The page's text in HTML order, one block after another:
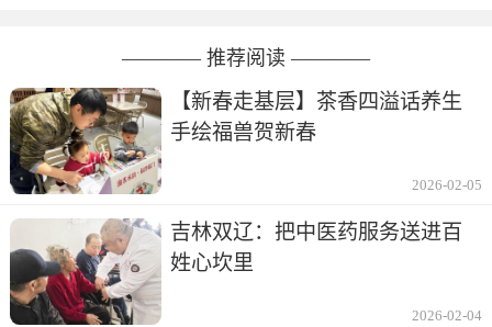
———— 推荐阅读 ————
【新春走基层】茶香四溢话养生
手绘福兽贺新春
2026-02-05
吉林双辽：把中医药服务送进百
姓心坎里
2026-02-04